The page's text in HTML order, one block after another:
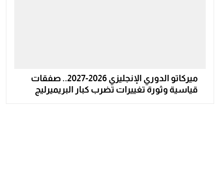
ميركاتو الدوري الإنجليزي 2026-2027.. صفقات
قياسية وثورة تغييرات تضرب كبار البريميرليج